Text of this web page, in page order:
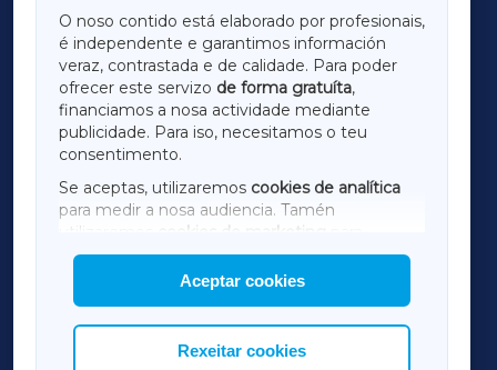
O noso contido está elaborado por profesionais,
é independente e garantimos información
veraz, contrastada e de calidade. Para poder
ofrecer este servizo de forma gratuíta,
financiamos a nosa actividade mediante
publicidade. Para iso, necesitamos o teu
consentimento.
Se aceptas, utilizaremos cookies de analítica
para medir a nosa audiencia. Tamén
utilizaremos
cookies de marketing
mostrar publicidade de terceiros.
Así mesmo, podes personalizar a elección das
cookies que desexas permitir.
Aceptar cookies
Rexeitar cookies
LUGOXA
TERRACHAXA
AMARIÑAXA
RIBEIRASACRAXA
ACORUÑAXA